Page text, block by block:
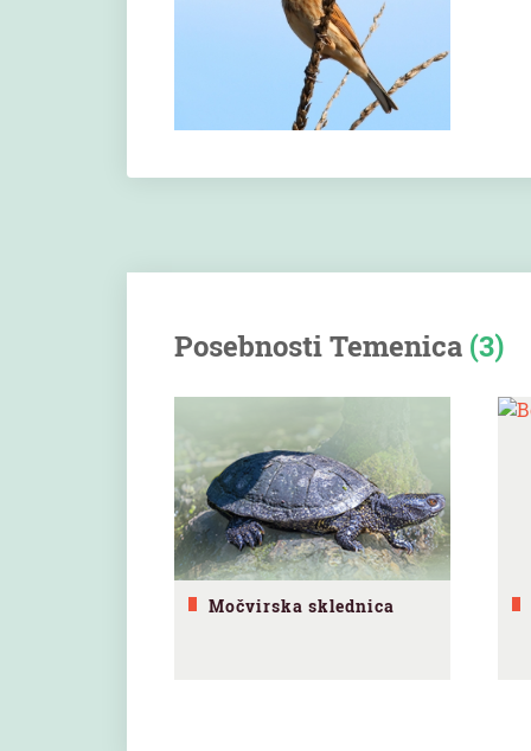
Posebnosti Temenica (3)
Močvirska sklednica